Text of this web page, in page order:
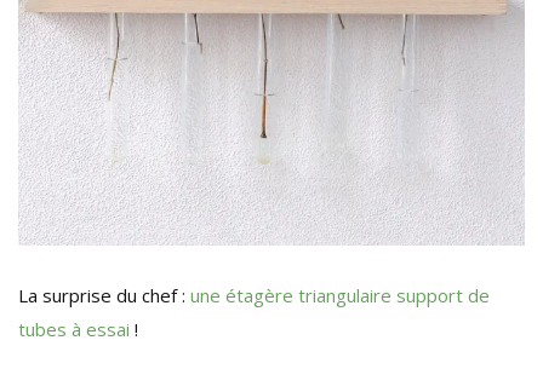
La surprise du chef : une étagère triangulaire support de
tubes à essai !